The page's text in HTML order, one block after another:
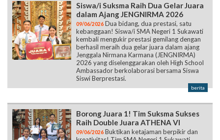
Siswa/i Suksma Raih Dua Gelar Juara
dalam Ajang JENGNIRMA 2026
09/06/2026 Dua bidang, dua prestasi, satu
kebanggaan! Siswa/i SMA Negeri 1 Sukawati
kembali mengukir prestasi gemilang dengan
berhasil meraih dua gelar juara dalam ajang
Jenggala Nirmana Karmana (JENGNIRMA)
2026 yang diselenggarakan oleh High School
Ambassador berkolaborasi bersama Siswa
Siswi Berprestasi.
berita
Borong Juara 1! Tim Suksma Sukses
Raih Double Juara ATHENA VI
09/06/2026 Buktikan ketajaman berpikir dan